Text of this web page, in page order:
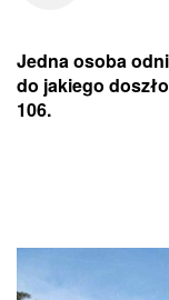
Jedna osoba
do jakiego
106.